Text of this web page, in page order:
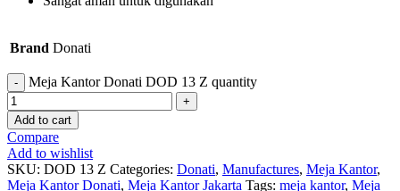
Brand Donati
Meja Kantor Donati DOD 13 Z quantity
Add to cart
Compare
Add to wishlist
SKU: DOD 13 Z Categories: Donati, Manufactures, Meja Kantor,
Meja Kantor Donati, Meja Kantor Jakarta Tags: meja kantor, Meja